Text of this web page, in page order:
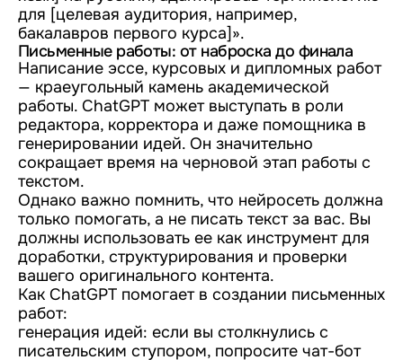
для [целевая аудитория, например,
бакалавров первого курса]».
Письменные работы: от наброска до финала
Написание эссе, курсовых и дипломных работ
— краеугольный камень академической
работы. ChatGPT может выступать в роли
редактора, корректора и даже помощника в
генерировании идей. Он значительно
сокращает время на черновой этап работы с
текстом.
Однако важно помнить, что нейросеть должна
только помогать, а не писать текст за вас. Вы
должны использовать ее как инструмент для
доработки, структурирования и проверки
вашего оригинального контента.
Как ChatGPT помогает в создании письменных
работ:
генерация идей: если вы столкнулись с
писательским ступором, попросите чат-бот